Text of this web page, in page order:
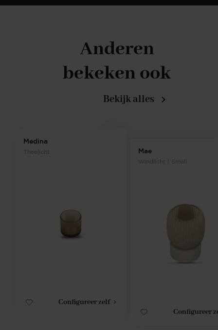
Medina
Theelicht
Configureer zelf
Mae
Windlicht | Small
Configureer
Anderen
bekeken ook
Bekijk alles